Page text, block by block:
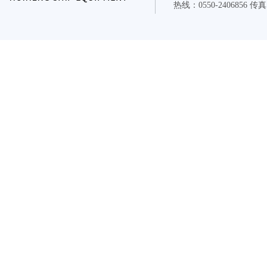
热线：0550-2406856 传